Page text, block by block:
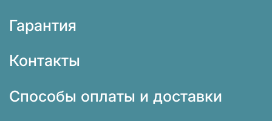
Гарантия
Контакты
Способы оплаты и доставки